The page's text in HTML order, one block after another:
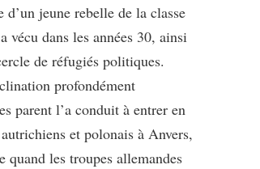
jeune rebelle de la classe
dans les années 30, ainsi
de réfugiés politiques.
profondément
parent l’a conduit à entrer en
et polonais à Anvers,
quand les troupes allemandes